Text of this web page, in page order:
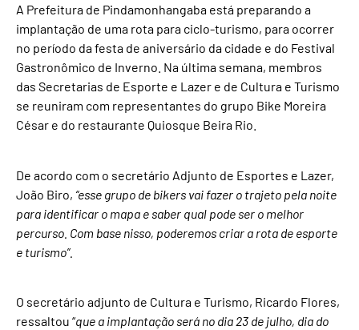
A Prefeitura de Pindamonhangaba está preparando a
implantação de uma rota para ciclo-turismo, para ocorrer
no período da festa de aniversário da cidade e do Festival
Gastronômico de Inverno. Na última semana, membros
das Secretarias de Esporte e Lazer e de Cultura e Turismo
se reuniram com representantes do grupo Bike Moreira
César e do restaurante Quiosque Beira Rio.
De acordo com o secretário Adjunto de Esportes e Lazer,
João Biro, “esse grupo de bikers vai fazer o trajeto pela noite
para identificar o mapa e saber qual pode ser o melhor
percurso. Com base nisso, poderemos criar a rota de esporte
e turismo”.
O secretário adjunto de Cultura e Turismo, Ricardo Flores,
ressaltou “que a implantação será no dia 23 de julho, dia do